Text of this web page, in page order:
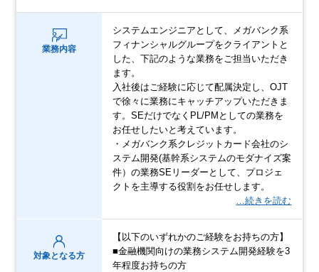
業務内容
システムエンジニアとして、メガバンク系
フィナンシャルグループをクライアントと
した、下記のような業務をご担当いただき
ます。
入社後はご経験に応じて配属決定し、OJT
で徐々に業務にキャッチアップいただきま
す。SEだけでなくPL/PMとしての業務を
お任せしたいと考えています。
・メガバンク系クレジットカード会社のシ
ステム開発(基幹系システムのモダナイズ案
件）の業務SEリーダーとして、プロジェ
クトを主導する役割をお任せします。
…続きを読む
対象となる方
【以下のいずれかのご経験をお持ちの方】
■金融機関向けの業務システム開発経験を3
年程度お持ちの方